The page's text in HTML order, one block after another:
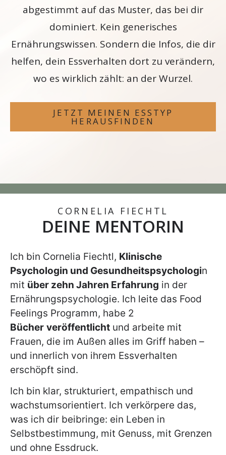
abgestimmt auf das Muster, das bei dir
dominiert. Kein generisches
Ernährungswissen. Sondern die Infos, die dir
helfen, dein Essverhalten dort zu verändern,
wo es wirklich zählt: an der Wurzel.
JETZT MEINEN ESSTYP
HERAUSFINDEN
CORNELIA FIECHTL
DEINE MENTORIN
Ich bin Cornelia Fiechtl, Klinische
Psychologin und Gesundheitspsychologin
mit über zehn Jahren Erfahrung in der
Ernährungspsychologie. Ich leite das Food
Feelings Programm, habe 2
Bücher veröffentlicht und arbeite mit
Frauen, die im Außen alles im Griff haben –
und innerlich von ihrem Essverhalten
erschöpft sind.
Ich bin klar, strukturiert, empathisch und
wachstumsorientiert. Ich verkörpere das,
was ich dir beibringe: ein Leben in
Selbstbestimmung, mit Genuss, mit Grenzen
und ohne Essdruck.